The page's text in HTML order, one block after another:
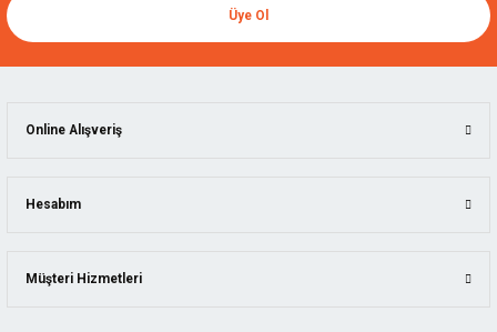
Üye Ol
Online Alışveriş
Hesabım
Müşteri Hizmetleri